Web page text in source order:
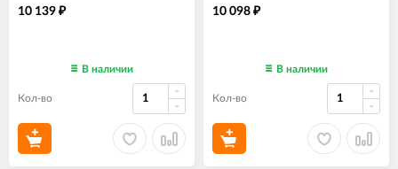
10 139 ₽
В наличии
Кол-во
10 098 ₽
В наличии
Кол-во